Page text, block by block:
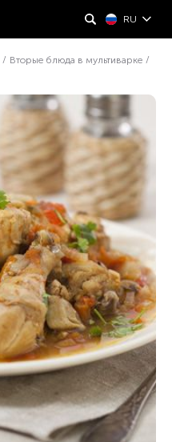
RU
/ Вторые блюда в мультиварке /